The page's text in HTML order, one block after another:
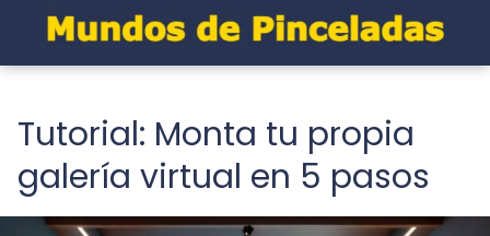
Tutorial: Monta tu propia
galería virtual en 5 pasos